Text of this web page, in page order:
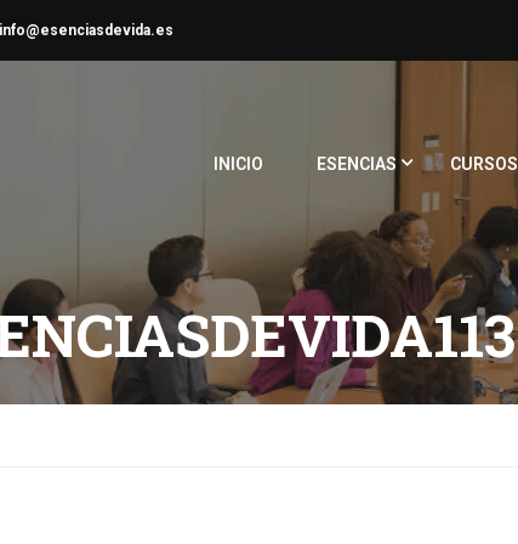
info@esenciasdevida.es
INICIO ESENCIAS CURSOS